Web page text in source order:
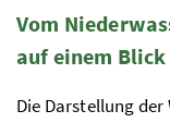
Vom
auf einem Blick
Die Darstellung